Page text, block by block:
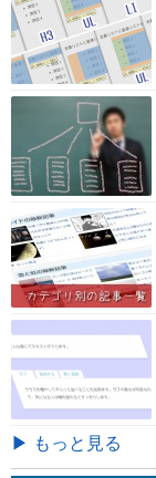
▶ もっと見る